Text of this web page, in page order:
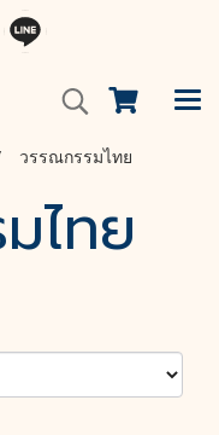
วรรณกรรมไทย
ไทย